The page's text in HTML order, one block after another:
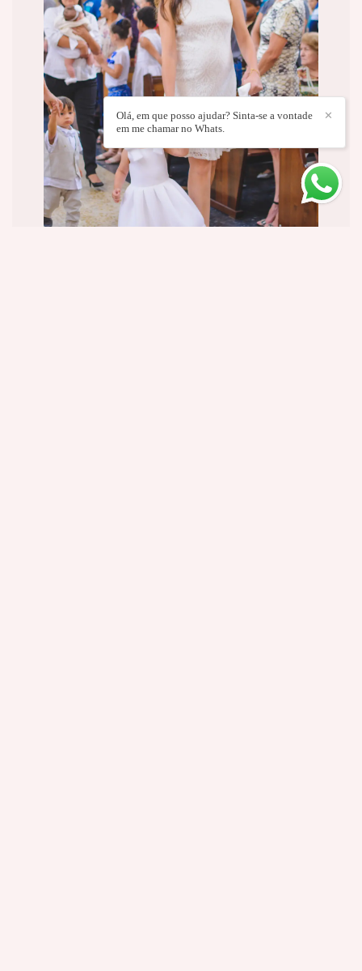
✕
Olá, em que posso ajudar? Sinta-se a vontade
em me chamar no Whats.